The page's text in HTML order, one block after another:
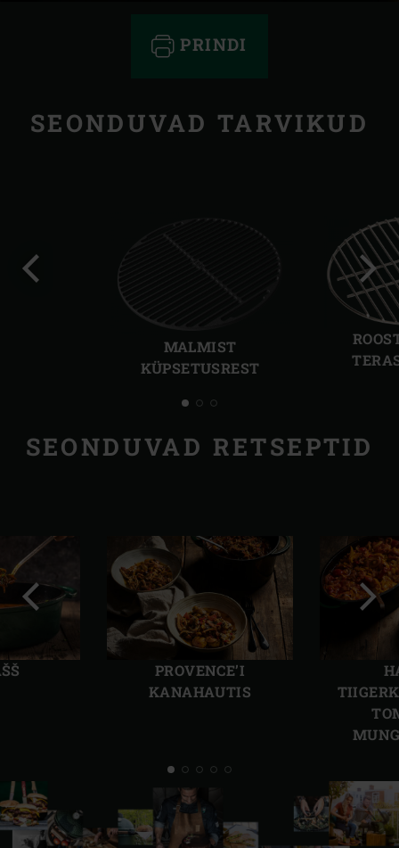
PRINDI
SEONDUVAD TARVIKUD
MALMIST
KÜPSETUSREST
slaid
SEONDUVAD RETSEPTID
PROVENCE’I
KANAHAUTIS
slaid